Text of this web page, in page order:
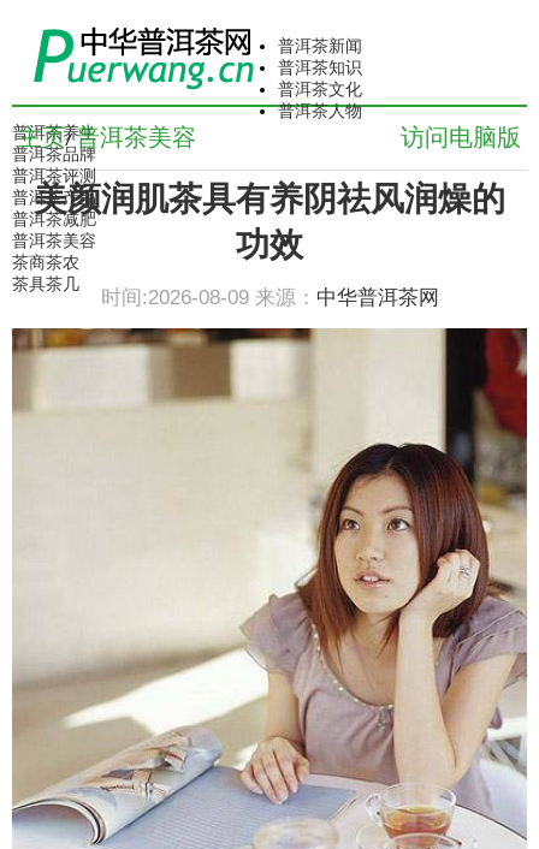
普洱茶新闻
普洱茶知识
普洱茶文化
普洱茶人物
普洱茶养生
普洱茶品牌
普洱茶评测
普洱茶产品
普洱茶减肥
普洱茶美容
茶商茶农
茶具茶几
访问电脑版
主页/ 普洱茶美容
美颜润肌茶具有养阴祛风润燥的
功效
时间:2026-08-09 来源： 中华普洱茶网